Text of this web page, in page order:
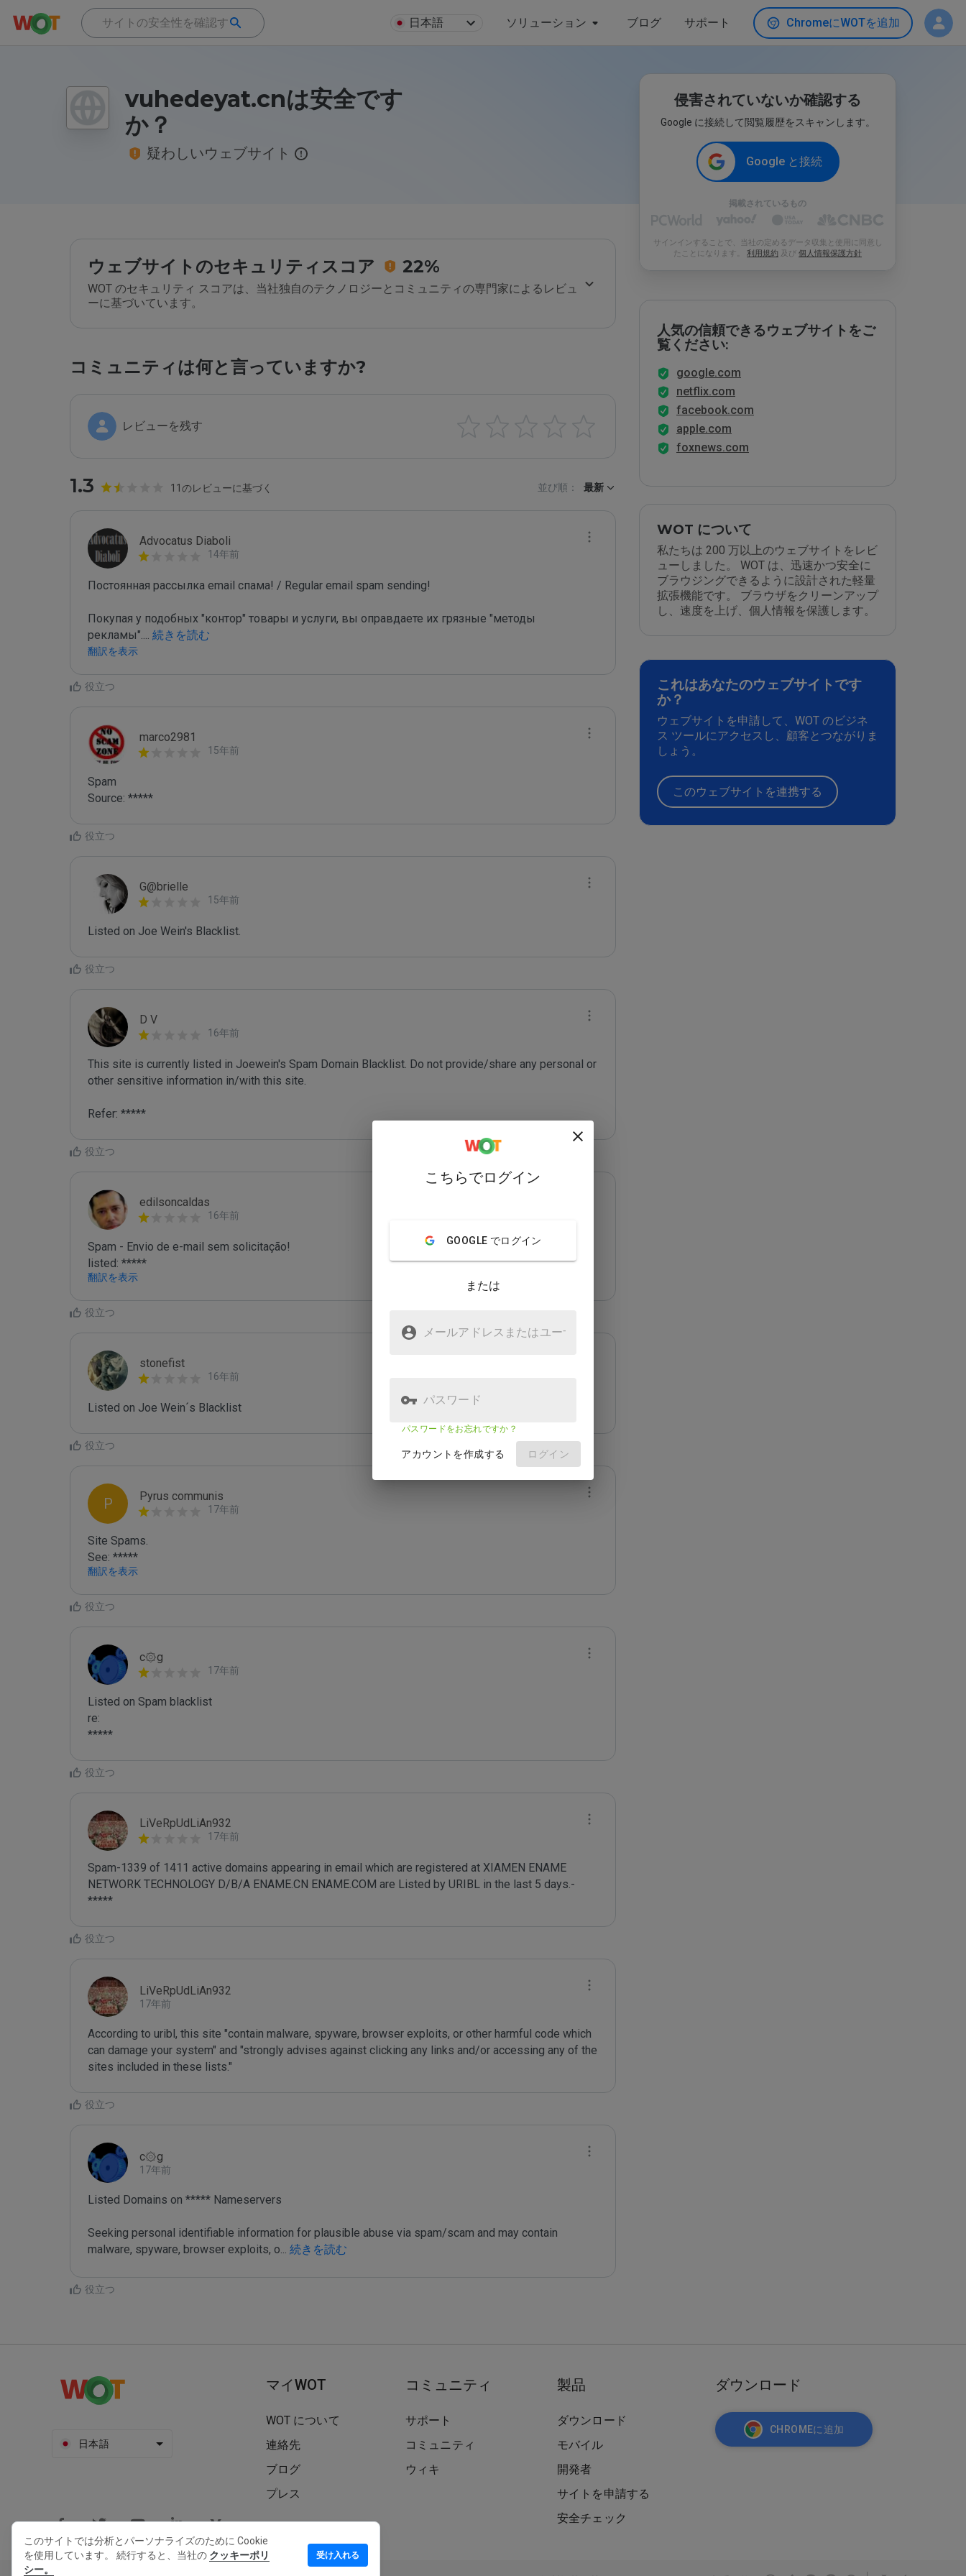
日本語 ソリューション ブログ サポート ChromeにWOTを追加
vuhedeyat.cnは安全です
か？
疑わしいウェブサイト
ウェブサイトのセキュリティスコア 22%
WOT のセキュリティ スコアは、当社独自のテクノロジーとコミュニティの専門家によるレビュ
ーに基づいています。
コミュニティは何と言っていますか?
レビューを残す
1.3 11のレビューに基づく 並び順： 最新
Advocatus Diaboli
14年前
Постоянная рассылка email спама! / Regular email spam sending!
Покупая у подобных "контор" товары и услуги, вы оправдаете их грязные "методы
рекламы".... 続きを読む
翻訳を表示
役立つ
marco2981
15年前
Spam
Source: *****
役立つ
G@brielle
15年前
Listed on Joe Wein's Blacklist.
役立つ
D V
16年前
This site is currently listed in Joewein's Spam Domain Blacklist. Do not provide/share any personal or
other sensitive information in/with this site.
Refer: *****
役立つ
edilsoncaldas
16年前
Spam - Envio de e-mail sem solicitação!
listed: *****
翻訳を表示
役立つ
stonefist
16年前
Listed on Joe Wein´s Blacklist
役立つ
P Pyrus communis
17年前
Site Spams.
See: *****
翻訳を表示
役立つ
c۞g
17年前
Listed on Spam blacklist
re:
*****
役立つ
LiVeRpUdLiAn932
17年前
Spam-1339 of 1411 active domains appearing in email which are registered at XIAMEN ENAME
NETWORK TECHNOLOGY D/B/A ENAME.CN ENAME.COM are Listed by URIBL in the last 5 days.-
*****
役立つ
LiVeRpUdLiAn932
17年前
According to uribl, this site "contain malware, spyware, browser exploits, or other harmful code which
can damage your system" and "strongly advises against clicking any links and/or accessing any of the
sites included in these lists."
役立つ
c۞g
17年前
Listed Domains on ***** Nameservers
Seeking personal identifiable information for plausible abuse via spam/scam and may contain
malware, spyware, browser exploits, o... 続きを読む
役立つ
侵害されていないか確認する
Google に接続して閲覧履歴をスキャンします。
Google と接続
掲載されているもの
サインインすることで、当社の定めるデータ収集と使用に同意し
たことになります。 利用規約 及び 個人情報保護方針
人気の信頼できるウェブサイトをご
覧ください:
google.com
netflix.com
facebook.com
apple.com
foxnews.com
WOT について
私たちは 200 万以上のウェブサイトをレビ
ューしました。 WOT は、迅速かつ安全に
ブラウジングできるように設計された軽量
拡張機能です。 ブラウザをクリーンアップ
し、速度を上げ、個人情報を保護します。
これはあなたのウェブサイトです
か？
ウェブサイトを申請して、WOT のビジネ
ス ツールにアクセスし、顧客とつながりま
しょう。
このウェブサイトを連携する
日本語
マイWOT
WOT について
連絡先
ブログ
プレス
コミュニティ
サポート
コミュニティ
ウィキ
製品
ダウンロード
モバイル
開発者
サイトを申請する
安全チェック
ダウンロード
CHROMEに追加
このサイトでは分析とパーソナライズのために Cookie
を使用しています。 続行すると、当社の クッキーポリ
シー。
受け入れる
こちらでログイン
GOOGLE でログイン
または
メールアドレスまたはユーザ
名
パスワード
パスワードをお忘れですか？
アカウントを作成する ログイン